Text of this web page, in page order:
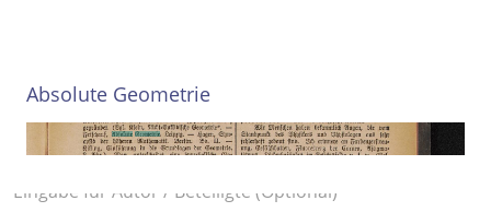
Absolute Geometrie